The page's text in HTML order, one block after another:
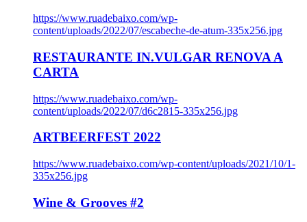
https://www.ruadebaixo.com/wp-
content/uploads/2022/07/escabeche-de-atum-335x256.jpg
RESTAURANTE IN.VULGAR RENOVA A
CARTA
https://www.ruadebaixo.com/wp-
content/uploads/2022/07/d6c2815-335x256.jpg
ARTBEERFEST 2022
https://www.ruadebaixo.com/wp-content/uploads/2021/10/1-
335x256.jpg
Wine & Grooves #2